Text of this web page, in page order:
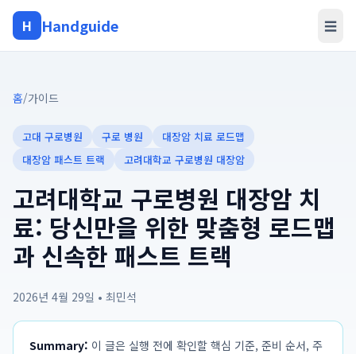
H Handguide ☰
홈/가이드
고대 구로병원 구로 병원
대장암 치료 로드맵
대장암 패스트 트랙
고려대학교 구로병원 대장암
고려대학교 구로병원 대장암 치
료: 당신만을 위한 맞춤형 로드맵
과 신속한 패스트 트랙
2026년 4월 29일 • 최민석
Summary: 이 글은 실행 전에 확인할 핵심 기준, 준비 순서, 주